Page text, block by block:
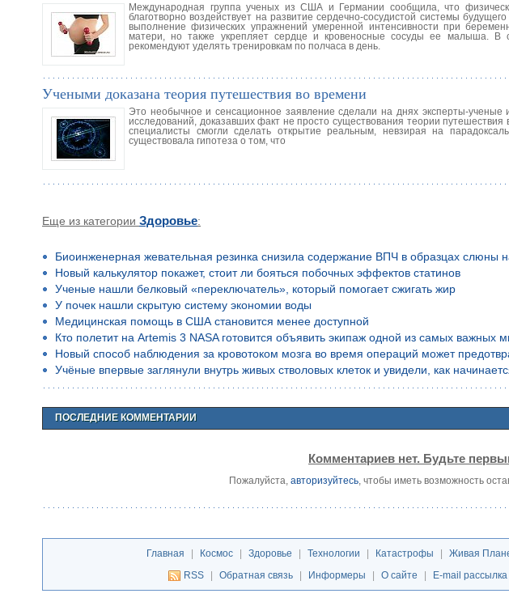
Международная группа ученых из США и Германии сообщила, что
благотворно воздействует на развитие сердечно-сосудистой системы
выполнение физических упражнений умеренной интенсивности при
матери, но также укрепляет сердце и кровеносные сосуды ее малыша.
рекомендуют уделять тренировкам по полчаса в день.
Учеными доказана теория путешествия во времени
Это необычное и сенсационное заявление сделали на днях эксперты-
исследований, доказавших факт не просто существования теории
специалисты смогли сделать открытие реальным, невзирая на
существовала гипотеза о том, что
Еще из категории Здоровье:
Биоинженерная жевательная резинка снизила содержание ВПЧ в образцах слюны
Новый калькулятор покажет, стоит ли бояться побочных эффектов статинов
Ученые нашли белковый «переключатель», который помогает сжигать жир
У почек нашли скрытую систему экономии воды
Медицинская помощь в США становится менее доступной
Кто полетит на Artemis 3 NASA готовится объявить экипаж одной из самых важных
Новый способ наблюдения за кровотоком мозга во время операций может
Учёные впервые заглянули внутрь живых стволовых клеток и увидели, как
ПОСЛЕДНИЕ КОММЕНТАРИИ
Комментариев нет. Будьте
Пожалуйста, авторизуйтесь, чтобы иметь возможность
Главная Космос Здоровье Технологии Катастрофы Живая
RSS
Обратная связь Информеры О сайте E-mail рассылка